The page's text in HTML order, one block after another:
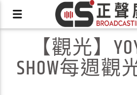
【觀光】
SHOW每週觀